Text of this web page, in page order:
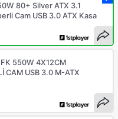
80+ Silver ATX 3.1
Cam USB 3.0 ATX Kasa
FK 550W 4X12CM
CAM USB 3.0 M-ATX